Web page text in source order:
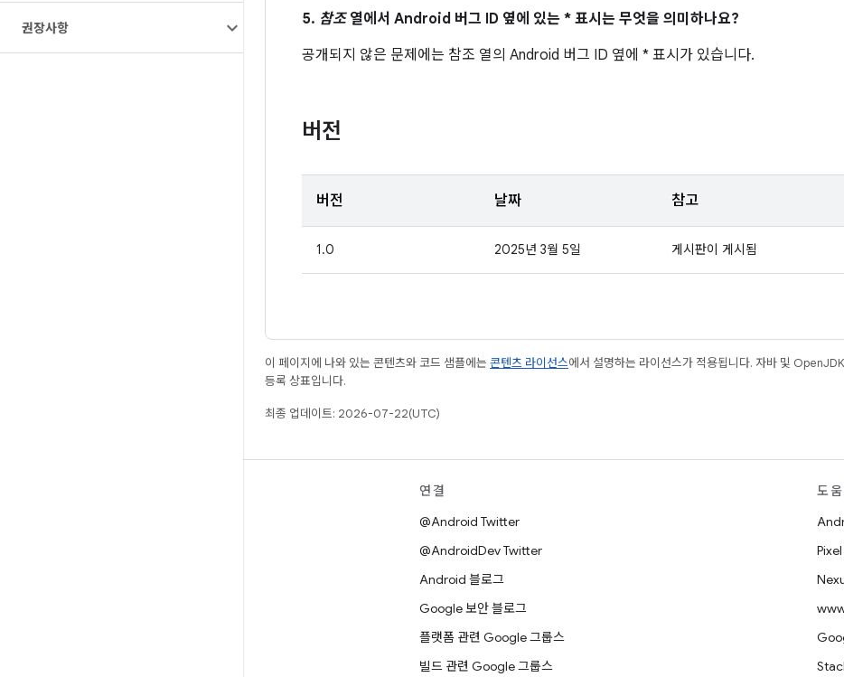
권장사항 5. 참조열에서 Android 버그 ID 옆에 있는 * 표시는 무엇을 의미하나요?
공개되지 않은 문제에는 참조 열의 Android 버그 ID 옆에 * 표시가 있습니다.
버전
버전 날짜 참고
1.0 2025년 3월 5일 게시판이 게시됨
이 페이지에 나와 있는 콘텐츠와 코드 샘플에는 콘텐츠 라이선스에서 설명하는 라이선스가 적용됩니다. 자바 및
등록 상표입니다.
최종 업데이트: 2026-07-22(UTC)
연결
@Android Twitter
@AndroidDev Twitter
Android 블로그
Google 보안 블로그
플랫폼 관련 Google 그룹스
빌드 관련 Google 그룹스
도